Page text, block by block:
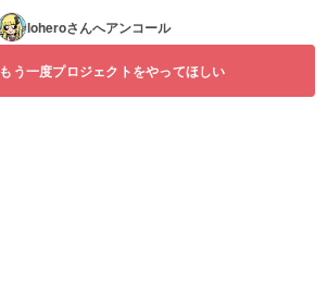
loheroさんへアンコール
もう一度プロジェクトをやってほしい